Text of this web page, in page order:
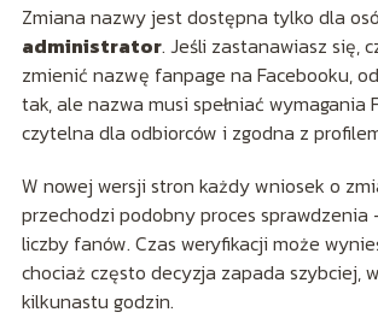
Zmiana nazwy jest dostępna tylko dla
administrator. Jeśli zastanawiasz się,
zmienić nazwę fanpage na Facebooku,
tak, ale nazwa musi spełniać wymagania
czytelna dla odbiorców i zgodna z
W nowej wersji stron każdy wniosek o
przechodzi podobny proces
liczby fanów. Czas weryfikacji może
chociaż często decyzja zapada szybciej,
kilkunastu godzin.